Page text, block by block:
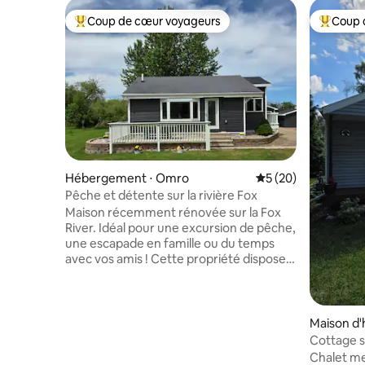
Coups de cœur voyageurs les plus appréciés
Coup de cœur voyageurs
Hébergement ⋅ Omro Évaluation
5 (20)
Pêche et détente sur la rivière Fox
Maison récemment rénovée sur la Fox
River. Idéal pour une excursion de pêche,
une escapade en famille ou du temps
avec vos amis ! Cette propriété dispose
Coups
Coup
Maison
Cottage
Chalet